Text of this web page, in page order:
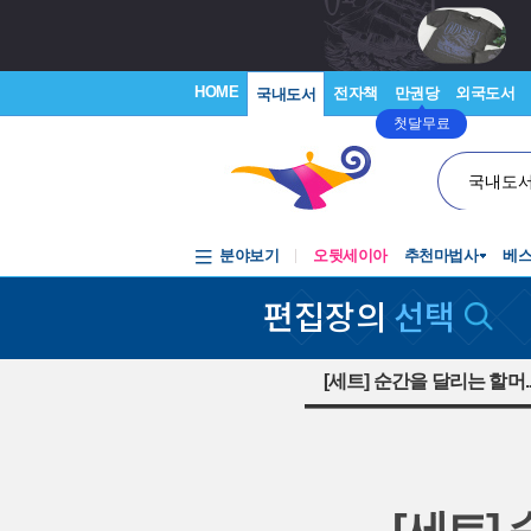
HOME 국내도서 전자책 만권당
첫달무료
외국도서
국내도
분야보기 오뒷세이아 추천마법사 베
편집장의 선택
[세트] 순간을 달리는 할머